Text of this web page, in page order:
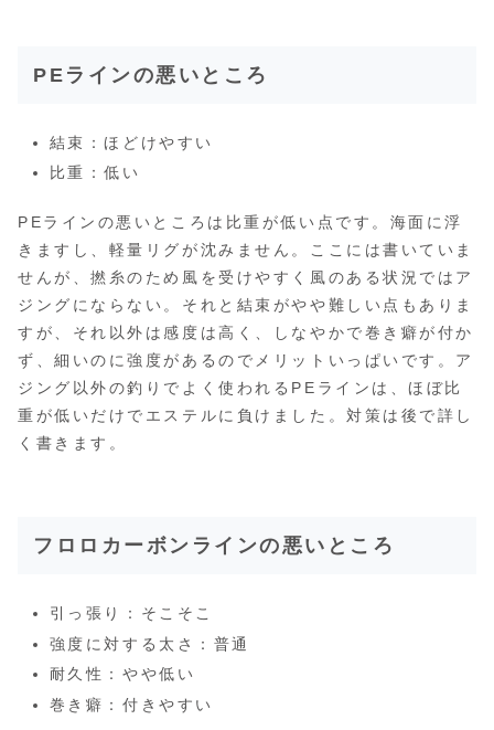
PEラインの悪いところ
結束：ほどけやすい
比重：低い
PEラインの悪いところは比重が低い点です。海面に浮
きますし、軽量リグが沈みません。ここには書いていま
せんが、撚糸のため風を受けやすく風のある状況ではア
ジングにならない。それと結束がやや難しい点もありま
すが、それ以外は感度は高く、しなやかで巻き癖が付か
ず、細いのに強度があるのでメリットいっぱいです。ア
ジング以外の釣りでよく使われるPEラインは、ほぼ比
重が低いだけでエステルに負けました。対策は後で詳し
く書きます。
フロロカーボンラインの悪いところ
引っ張り：そこそこ
強度に対する太さ：普通
耐久性：やや低い
巻き癖：付きやすい